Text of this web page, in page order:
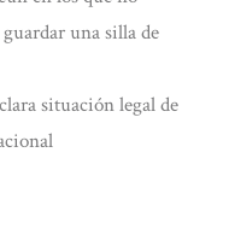
una silla de
situación legal de